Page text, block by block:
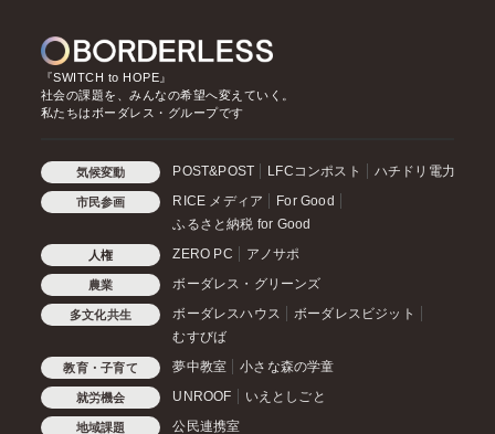
『SWITCH to HOPE』
社会の課題を、みんなの希望へ変えていく。
私たちはボーダレス・グループです
気候変動 POST&POST LFCコンポスト ハチドリ電力
市民参画 RICE メディア
For Good
ふるさと納税 for Good
人権 ZERO PC アノサポ
農業 ボーダレス・グリーンズ
多文化共生 ボーダレスハウス
ボーダレスビジット
むすびば
教育・子育て 夢中教室 小さな森の学童
就労機会 UNROOF いえとしごと
地域課題 公民連携室